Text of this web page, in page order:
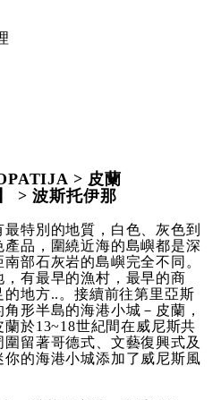
> 皮蘭
> 波斯托伊那
特別的地質，白色、灰色到
品，圍繞近海的島嶼都是深
部石灰岩的島嶼完全不同。
有最早的漁村，最早的商
地方..。接續前往第里亞斯
形半島的海港小城－皮蘭，
於13~18世紀間在威尼斯共
留著哥德式、文藝復興式及
的海港小城添加了威尼斯風